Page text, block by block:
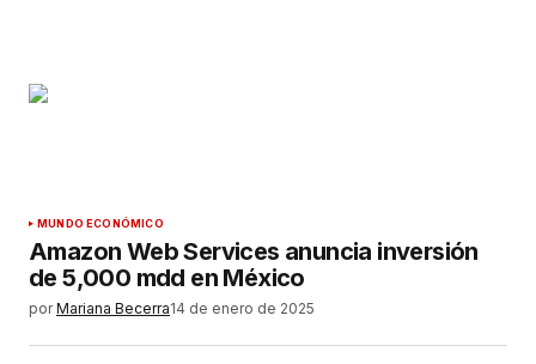
MUNDO ECONÓMICO
Amazon Web Services anuncia inversión
de 5,000 mdd en México
por Mariana Becerra14 de enero de 2025